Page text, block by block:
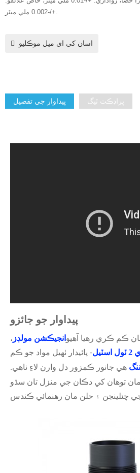
اسان کي اي ميل موڪليو
پيداوار جي تفصيل پراڊڪٽ ٽيگ
پيداوار جو جائزو
ڪم ڪري رهيا آهيو انجيڪشن مولڊز ،
- پائيدار ٺهيل مواد جو ڪم
هي جانور ڪمزور دل وارن لاءِ ناهي.
مان توهان کي دڪان جي منزل تان سڌو D2 سان ڪم ڪرڻ لاءِ